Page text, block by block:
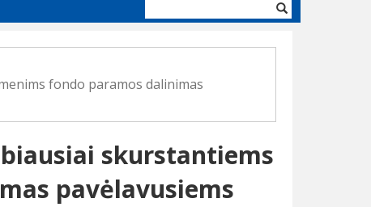
forma
fondo paramos dalinimas
skurstantiems
pavėlavusiems